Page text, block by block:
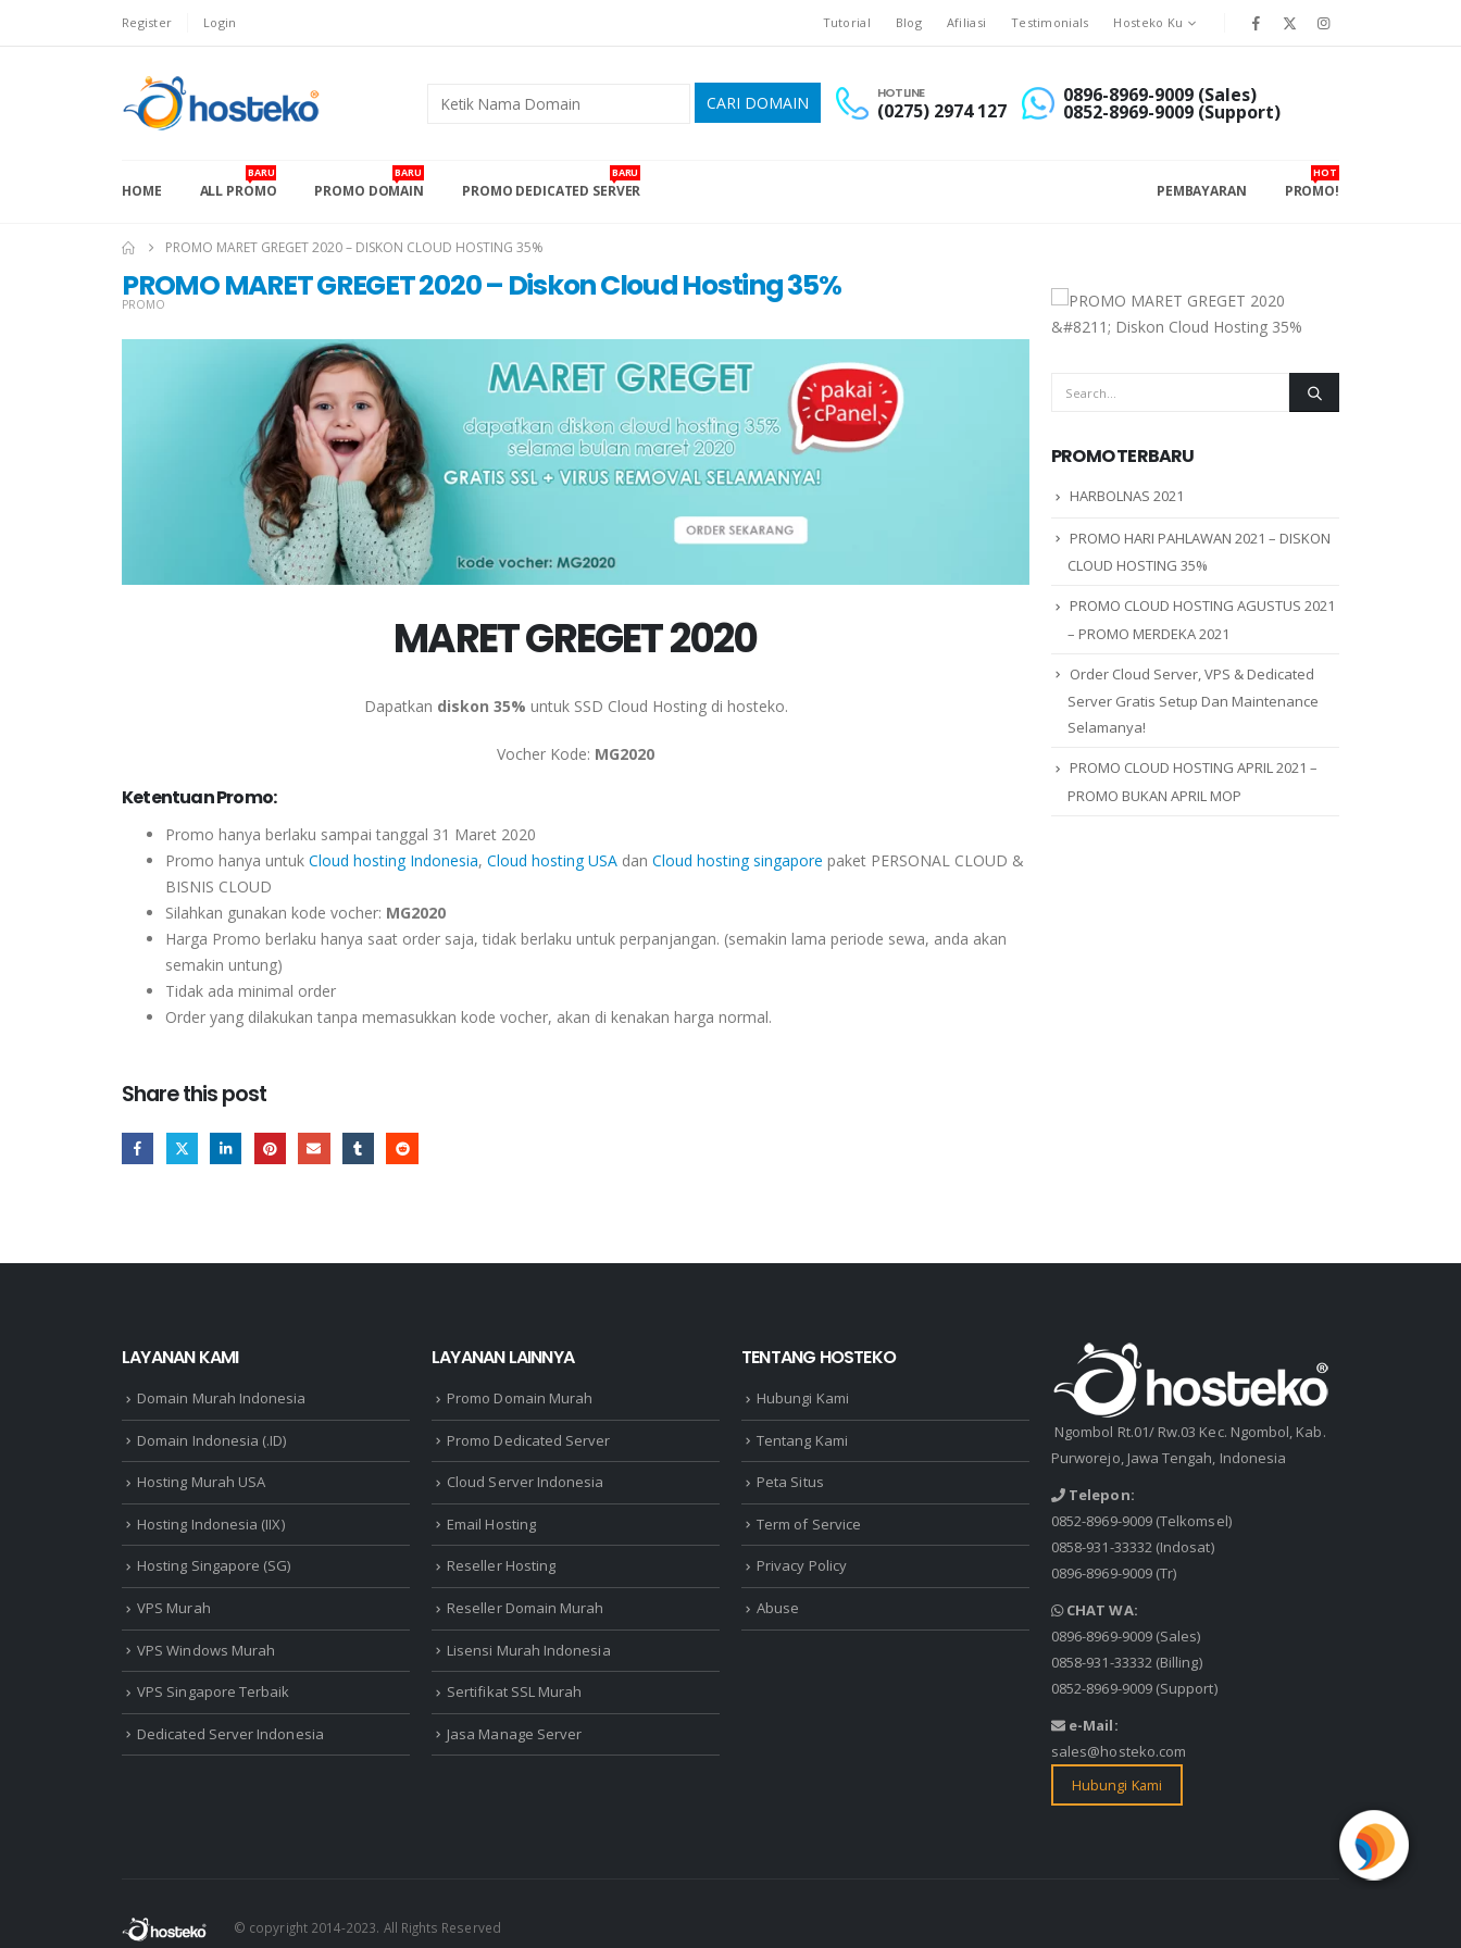
Register Login Tutorial Blog Afiliasi Testimonials Hosteko Ku
HOTLINE
(0275) 2974 127
0896-8969-9009 (Sales)
0852-8969-9009 (Support)
HOME ALL PROMO
BARU
PROMO DOMAIN
BARU
PROMO DEDICATED SERVER
BARU
PEMBAYARAN PROMO!
HOT
PROMO MARET GREGET 2020 – DISKON CLOUD HOSTING 35%
PROMO MARET GREGET 2020 – Diskon Cloud Hosting 35%
PROMO
MARET GREGET 2020
Dapatkan diskon 35% untuk SSD Cloud Hosting di hosteko.
Vocher Kode: MG2020
Ketentuan Promo:
Promo hanya berlaku sampai tanggal 31 Maret 2020
Promo hanya untuk Cloud hosting Indonesia, Cloud hosting USA dan Cloud hosting singapore paket PERSONAL CLOUD &
BISNIS CLOUD
Silahkan gunakan kode vocher: MG2020
Harga Promo berlaku hanya saat order saja, tidak berlaku untuk perpanjangan. (semakin lama periode sewa, anda akan
semakin untung)
Tidak ada minimal order
Order yang dilakukan tanpa memasukkan kode vocher, akan di kenakan harga normal.
Share this post
PROMO TERBARU
HARBOLNAS 2021
PROMO HARI PAHLAWAN 2021 – DISKON
CLOUD HOSTING 35%
PROMO CLOUD HOSTING AGUSTUS 2021
– PROMO MERDEKA 2021
Order Cloud Server, VPS & Dedicated
Server Gratis Setup Dan Maintenance
Selamanya!
PROMO CLOUD HOSTING APRIL 2021 –
PROMO BUKAN APRIL MOP
LAYANAN KAMI
Domain Murah Indonesia
Domain Indonesia (.ID)
Hosting Murah USA
Hosting Indonesia (IIX)
Hosting Singapore (SG)
VPS Murah
VPS Windows Murah
VPS Singapore Terbaik
Dedicated Server Indonesia
LAYANAN LAINNYA
Promo Domain Murah
Promo Dedicated Server
Cloud Server Indonesia
Email Hosting
Reseller Hosting
Reseller Domain Murah
Lisensi Murah Indonesia
Sertifikat SSL Murah
Jasa Manage Server
TENTANG HOSTEKO
Hubungi Kami
Tentang Kami
Peta Situs
Term of Service
Privacy Policy
Abuse
Ngombol Rt.01/ Rw.03 Kec. Ngombol, Kab.
Purworejo, Jawa Tengah, Indonesia
Telepon:
0852-8969-9009(Telkomsel)
0858-931-33332(Indosat)
0896-8969-9009(Tr)
CHAT WA:
0896-8969-9009(Sales)
0858-931-33332(Billing)
0852-8969-9009(Support)
e-Mail:
sales@hosteko.com
Hubungi Kami
© copyright 2014-2023. All Rights Reserved